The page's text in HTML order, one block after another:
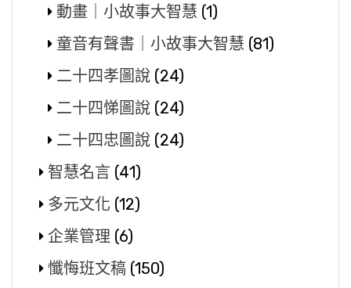
動畫｜小故事大智慧 (1)
童音有聲書｜小故事大智慧 (81)
二十四孝圖說 (24)
二十四悌圖說 (24)
二十四忠圖說 (24)
智慧名言 (41)
多元文化 (12)
企業管理 (6)
懺悔班文稿 (150)